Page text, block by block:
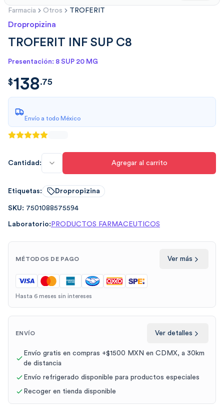
Farmacia Otros TROFERIT
Dropropizina
TROFERIT INF SUP C8
Presentación: 8 SUP 20 MG
$138.75
$138.75
Envío a todo México
Cantidad: Agregar al carrito
Etiquetas: Dropropizina
SKU: 7501088575594
Laboratorio: PRODUCTOS FARMACEUTICOS
MÉTODOS DE PAGO Ver más
Hasta 6 meses sin intereses
ENVÍO Ver detalles
Envío gratis en compras +$1500 MXN en CDMX, a 30km
de distancia
Envío refrigerado disponible para productos especiales
Recoger en tienda disponible